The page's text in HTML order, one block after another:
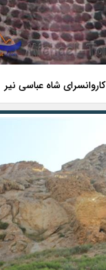
کاروانسرای شاه عباسی نیر